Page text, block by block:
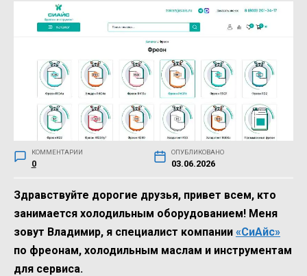
КОММЕНТАРИИ
0
ОПУБЛИКОВАНО
03.06.2026
Здравствуйте дорогие друзья, привет всем, кто
занимается холодильным оборудованием! Меня
зовут Владимир, я специалист компании «СиАйс»
по фреонам, холодильным маслам и инструментам
для сервиса.